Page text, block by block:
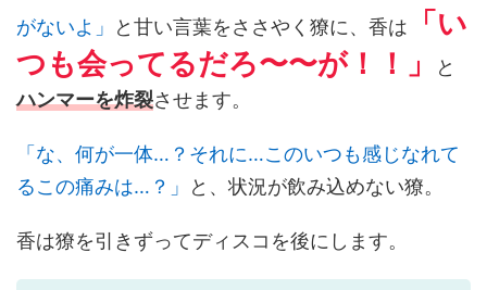
がないよ」
と甘い言葉をささやく獠に、香は
「い
つも会ってるだろ〜〜が！！」
と
ハンマーを炸裂させます。
「な、何が一体…？それに…このいつも感じなれて
るこの痛みは…？」
と、状況が飲み込めない獠。
香は獠を引きずってディスコを後にします。